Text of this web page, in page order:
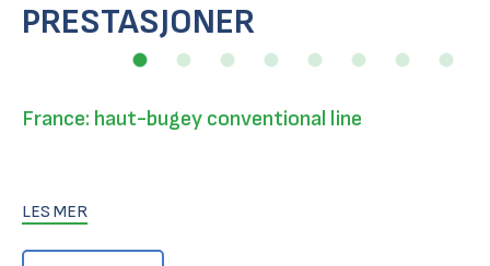
PRESTASJONER
France: haut-bugey conventional line
LES MER